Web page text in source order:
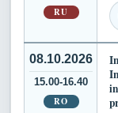
RU
08.10.2026
15.00-16.40
RO